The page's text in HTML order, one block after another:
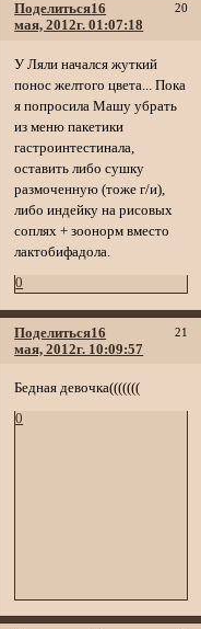
Поделиться 20
16
мая, 2012г. 01:07:18
У Ляли начался жуткий
понос желтого цвета... Пока
я попросила Машу убрать
из меню пакетики
гастроинтестинала,
оставить либо сушку
размоченную (тоже г/и),
либо индейку на рисовых
соплях + зоонорм вместо
лактобифадола.
0
Поделиться 21
16
мая, 2012г. 10:09:57
Бедная девочка(((((((
0